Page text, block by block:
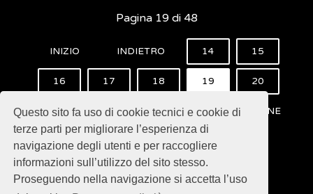
Questo sito fa uso di cookie tecnici e cookie di
terze parti per migliorare l’esperienza di
navigazione degli utenti e per raccogliere
informazioni sull’utilizzo del sito stesso.
Proseguendo nella navigazione si accetta l’uso
Pagina 19 di 48
INIZIO INDIETRO 14 15
16 17 18 19 20
21 22 23 AVANTI FINE